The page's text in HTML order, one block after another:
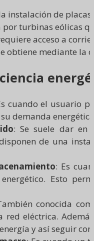
instalación de
por turbinas eólicas
acceso a
obtiene mediante la
cuando el usuario
demanda
: Se suele dar en
de una
: Es
energético. Esto
conocida
red eléctrica.
y así seguir